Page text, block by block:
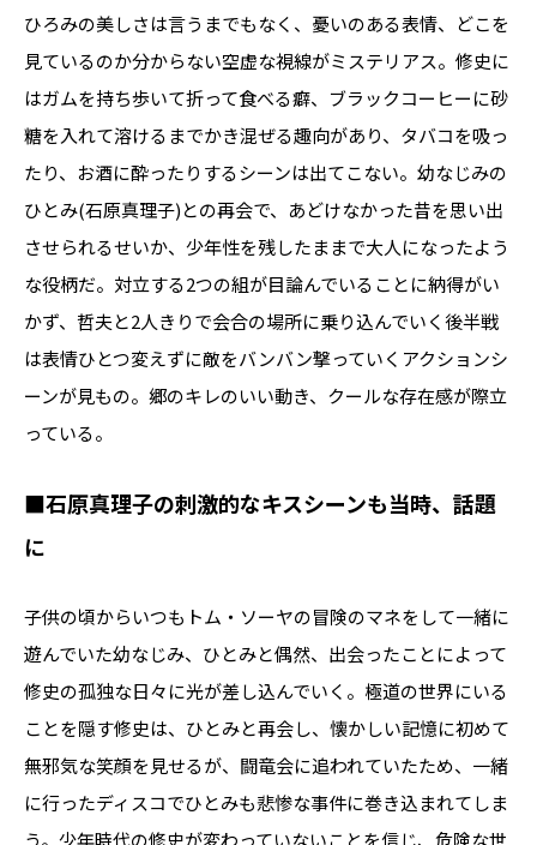
ひろみの美しさは言うまでもなく、憂いのある表情、どこを
見ているのか分からない空虚な視線がミステリアス。修史に
はガムを持ち歩いて折って食べる癖、ブラックコーヒーに砂
糖を入れて溶けるまでかき混ぜる趣向があり、タバコを吸っ
たり、お酒に酔ったりするシーンは出てこない。幼なじみの
ひとみ(石原真理子)との再会で、あどけなかった昔を思い出
させられるせいか、少年性を残したままで大人になったよう
な役柄だ。対立する2つの組が目論んでいることに納得がい
かず、哲夫と2人きりで会合の場所に乗り込んでいく後半戦
は表情ひとつ変えずに敵をバンバン撃っていくアクションシ
ーンが見もの。郷のキレのいい動き、クールな存在感が際立
っている。
■石原真理子の刺激的なキスシーンも当時、話題
に
子供の頃からいつもトム・ソーヤの冒険のマネをして一緒に
遊んでいた幼なじみ、ひとみと偶然、出会ったことによって
修史の孤独な日々に光が差し込んでいく。極道の世界にいる
ことを隠す修史は、ひとみと再会し、懐かしい記憶に初めて
無邪気な笑顔を見せるが、闘竜会に追われていたため、一緒
に行ったディスコでひとみも悲惨な事件に巻き込まれてしま
う。少年時代の修史が変わっていないことを信じ、危険な世